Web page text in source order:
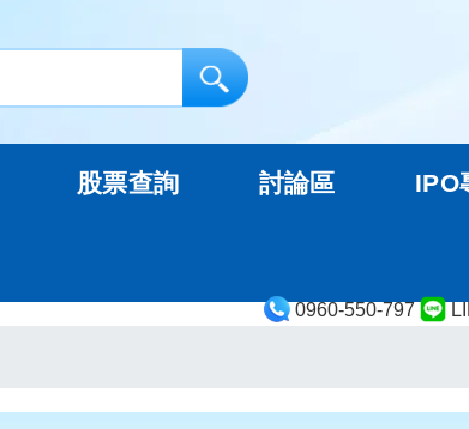
0960-550-797
股票查詢 討論區 IPO